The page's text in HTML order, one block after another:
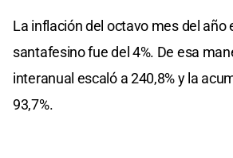
La inflación del octavo mes del año
santafesino fue del 4%. De esa
interanual escaló a 240,8% y la
93,7%.